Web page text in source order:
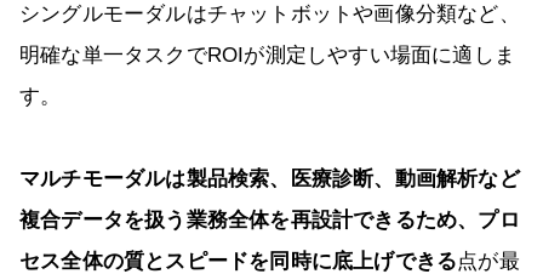
シングルモーダルはチャットボットや画像分類など、
明確な単一タスクでROIが測定しやすい場面に適しま
す。
マルチモーダルは製品検索、医療診断、動画解析など
複合データを扱う業務全体を再設計できるため、プロ
セス全体の質とスピードを同時に底上げできる点が最